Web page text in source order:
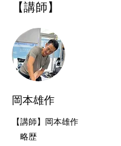
​【講師】
岡本雄作
【講師】岡本雄作
略歴